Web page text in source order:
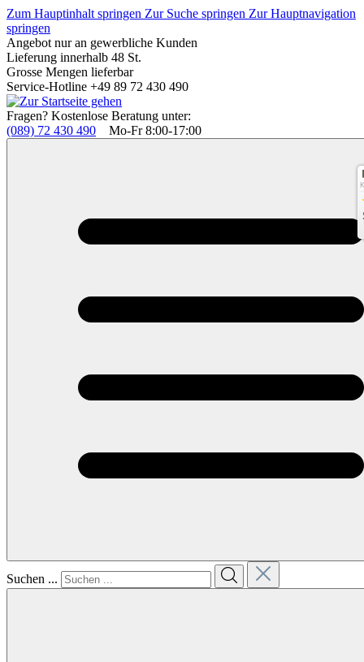
Zum Hauptinhalt springen Zur Suche springen Zur Hauptnavigation
springen
Angebot nur an gewerbliche Kunden
Lieferung innerhalb 48 St.
Grosse Mengen lieferbar
Service-Hotline +49 89 72 430 490
Fragen? Kostenlose Beratung unter:
(089) 72 430 490
Mo-Fr 8:00-17:00
Suchen ...